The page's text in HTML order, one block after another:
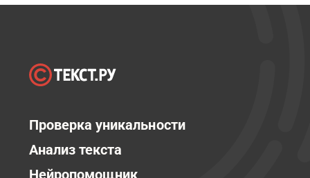
Проверка уникальности
Анализ текста
Нейропомощник